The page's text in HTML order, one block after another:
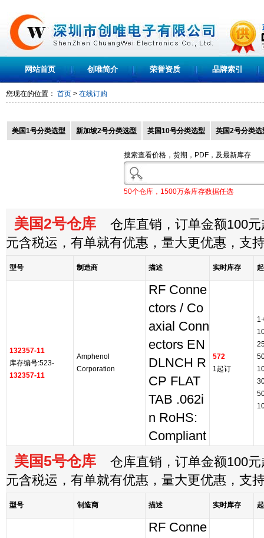
网站首页 创唯简介 荣誉资质 品牌索引
您现在的位置： 首页 > 在线订购
美国1号分类选型 新加坡2号分类选型 英国10号分类选型 英国2号分类选
搜索查看价格，货期，PDF，及最新库存
50个仓库，1500万条库存数据任选
美国2号仓库 仓库直销，订单金额100元
元含税运，有单就有优惠，量大更优惠，支
型号 制造商 描述 实时库存
132357-11
库存编号:523-
132357-11
Amphenol
Corporation
RF Conne
ctors / Co
axial Conn
ectors EN
DLNCH R
CP FLAT
TAB .062i
n RoHS:
Compliant
572
1起订
美国5号仓库 仓库直销，订单金额100元
元含税运，有单就有优惠，量大更优惠，支
型号 制造商 描述 实时库存
RF Conne